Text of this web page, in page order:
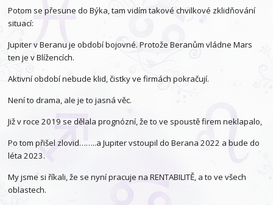
Potom se přesune do Býka, tam vidím takové chvilkové zklidňování
situací:
Jupiter v Beranu je období bojovné. Protože Beranům vládne Mars
ten je v Blížencích.
Aktivní období nebude klid, čistky ve firmách pokračují.
Není to drama, ale je to jasná věc.
Již v roce 2019 se dělala prognózní, že to ve spoustě firem neklapalo,
Po tom přišel zlovid……..a Jupiter vstoupil do Berana 2022 a bude do
léta 2023.
My jsme si říkali, že se nyní pracuje na RENTABILITĚ, a to ve všech
oblastech.